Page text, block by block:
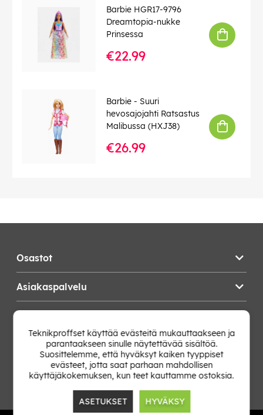
Barbie HGR17-9796
Dreamtopia-nukke
Prinsessa
€22.99
Barbie - Suuri
hevosajojahti Ratsastus
Malibussa (HXJ38)
€26.99
Osastot
Asiakaspalvelu
Vaihda Maa
Teknikproffset käyttää evästeitä mukauttaakseen ja
parantaakseen sinulle näytettävää sisältöä.
Suosittelemme, että hyväksyt kaiken tyyppiset
evästeet, jotta saat parhaan mahdollisen
käyttäjäkokemuksen, kun teet kauttamme ostoksia.
ASETUKSET HYVÄKSY